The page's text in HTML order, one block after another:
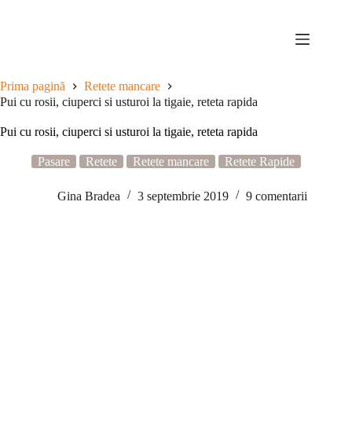
Prima pagină
Retete mancare
Pui cu rosii, ciuperci si usturoi la tigaie, reteta rapida
Pui cu rosii, ciuperci si usturoi la tigaie, reteta rapida
Pasare Retete Retete mancare Retete Rapide
Gina Bradea 3 septembrie 2019 9 comentarii